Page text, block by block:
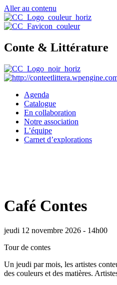
Aller au contenu
Conte & Littérature
Agenda
Catalogue
En collaboration
Notre association
L’équipe
Carnet d’explorations
Café Contes
jeudi 12 novembre 2026 - 14h00
Tour de contes
Un jeudi par mois, les artistes
des couleurs et des matières.